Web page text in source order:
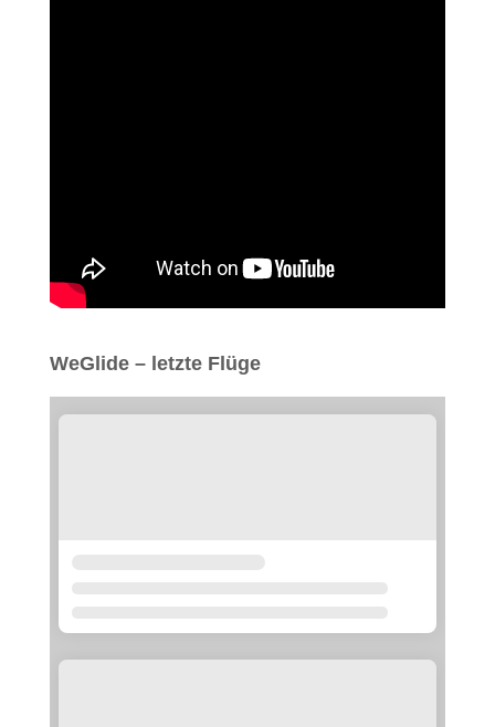
WeGlide – letzte Flüge